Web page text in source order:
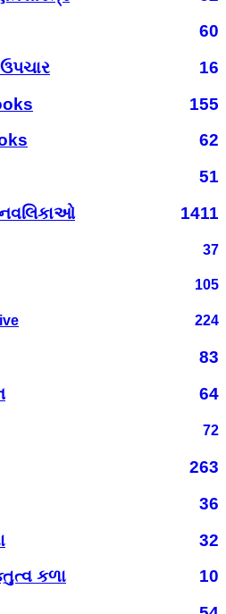
60
16
155
62
51
1411
37
105
224
83
64
72
263
36
32
કળા
10